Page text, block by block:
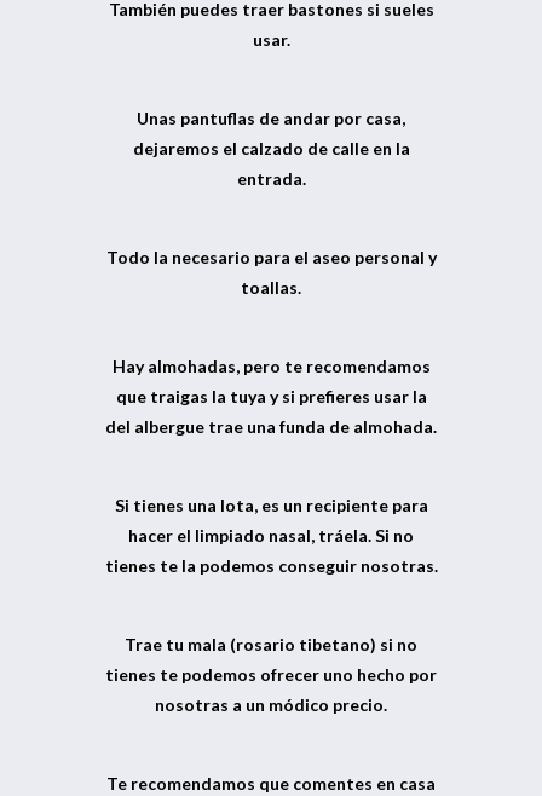
También puedes traer bastones si sueles
usar.
Unas pantuflas de andar por casa,
dejaremos el calzado de calle en la
entrada.
Todo la necesario para el aseo personal y
toallas.
Hay almohadas, pero te recomendamos
que traigas la tuya y si prefieres usar la
del albergue trae una funda de almohada.
Si tienes una lota, es un recipiente para
hacer el limpiado nasal, tráela. Si no
tienes te la podemos conseguir nosotras.
Trae tu mala (rosario tibetano) si no
tienes te podemos ofrecer uno hecho por
nosotras a un módico precio.
Te recomendamos que comentes en casa